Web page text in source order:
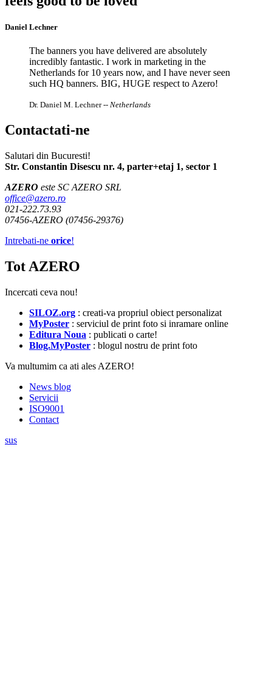
Daniel Lechner
The banners you have delivered are absolutely
incredibly fantastic. I work in marketing in the
Netherlands for 10 years now, and I have never seen
such HQ banners. BIG, HUGE respect to Azero!
Dr. Daniel M. Lechner-- Netherlands
Contactati-ne
Salutari din Bucuresti!
Str. Constantin Disescu nr. 4, parter+etaj 1, sector 1
AZERO este SC AZERO SRL
office@azero.ro
021-222.73.93
07456-AZERO (07456-29376)
Intrebati-ne orice!
Tot AZERO
Incercati ceva nou!
SILOZ.org : creati-va propriul obiect personalizat
MyPoster : serviciul de print foto si inramare online
Editura Noua : publicati o carte!
Blog.MyPoster : blogul nostru de print foto
Va multumim ca ati ales AZERO!
News blog
Servicii
ISO9001
Contact
sus